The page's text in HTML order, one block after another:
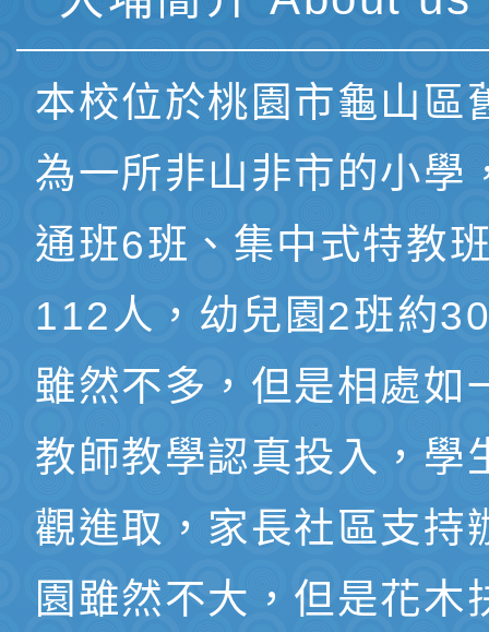
本校位於桃園市龜山區
為一所非山非市的小學
通班6班、集中式特教
112人，幼兒園2班約
雖然不多，但是相處如
教師教學認真投入，學
觀進取，家長社區支持
園雖然不大，但是花木